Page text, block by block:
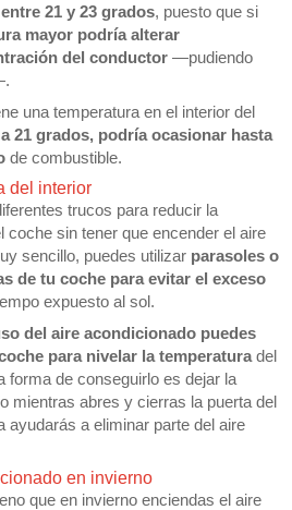
21 y 23 grados, puesto que si
mayor podría alterar
del conductor —pudiendo
una temperatura en el interior del
21 grados, podría ocasionar hasta
de combustible.
del interior
trucos para reducir la
coche sin tener que encender el aire
sencillo, puedes utilizar parasoles o
de tu coche para evitar el exceso
expuesto al sol.
del aire acondicionado puedes
para nivelar la temperaturadel
forma de conseguirlo es dejar la
mientras abres y cierras la puerta del
a eliminar parte del aire
en invierno
que en invierno enciendas el aire